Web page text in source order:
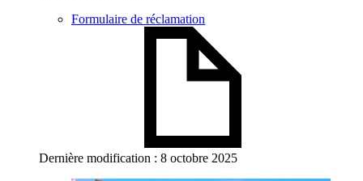
Formulaire de réclamation
Dernière modification : 8 octobre 2025